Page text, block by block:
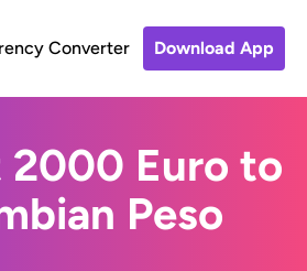
Converter Download App
2000 Euro to
Peso